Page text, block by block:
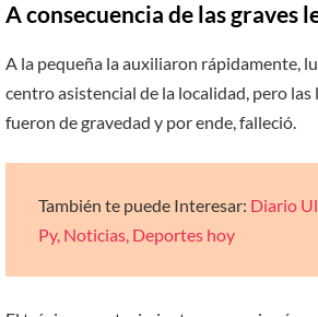
A consecuencia de las graves
A la pequeña la auxiliaron rápidamente,
centro asistencial de la localidad, pero las
fueron de gravedad y por ende, falleció.
También te puede Interesar: Diario
Py, Noticias, Deportes hoy